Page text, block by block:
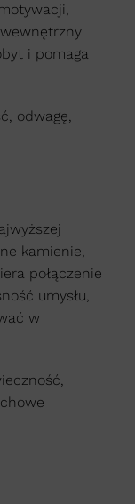
i pomaga
odwagę,
kamienie,
połączenie
umysłu,
w